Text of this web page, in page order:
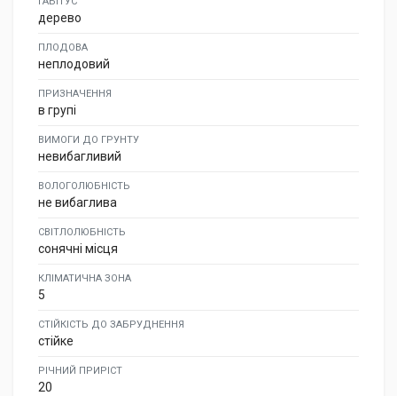
дерево
ПЛОДОВА
неплодовий
ПРИЗНАЧЕННЯ
в групі
ВИМОГИ ДО ГРУНТУ
невибагливий
ВОЛОГОЛЮБНІСТЬ
не вибаглива
СВІТЛОЛЮБНІСТЬ
сонячні місця
КЛІМАТИЧНА ЗОНА
5
СТІЙКІСТЬ ДО ЗАБРУДНЕННЯ
стійке
РІЧНИЙ ПРИРІСТ
20